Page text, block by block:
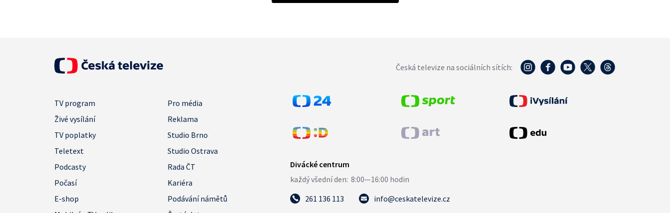
Česká televize na sociálních sítích:
TV program
Pro média
Živé vysílání
Reklama
TV poplatky
Studio Brno
Teletext
Studio Ostrava
Podcasty
Rada ČT
Počasí
Kariéra
E-shop
Podávání námětů
261 136 113 info@ceskatelevize.cz